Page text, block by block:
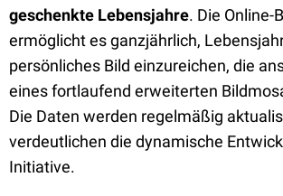
geschenkte Lebensjahre. Die Online-
ermöglicht es ganzjährlich,
persönliches Bild einzureichen, die
eines fortlaufend erweiterten
Die Daten werden regelmäßig
verdeutlichen die dynamische
Initiative.